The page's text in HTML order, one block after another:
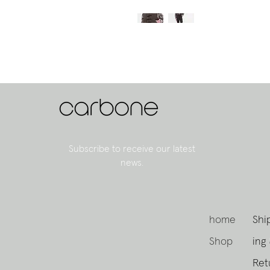
Subscribe to receive our latest
news.
home
Shop
ing